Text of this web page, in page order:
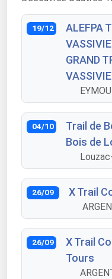
19/12
ALEFPA
GRAND
04/10
Trail de
Bois de
26/09 X Trail
26/09
X Trail
Tours